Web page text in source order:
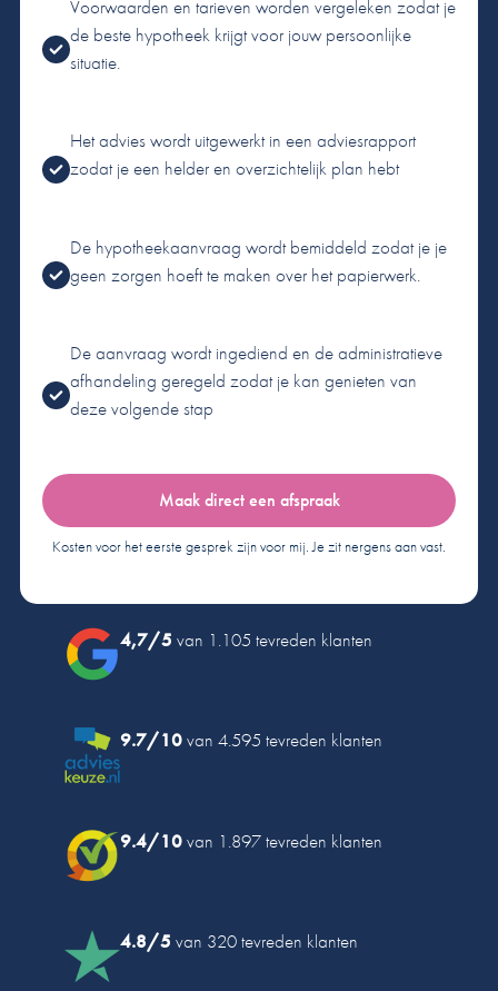
Voorwaarden en tarieven worden vergeleken zodat je
de beste hypotheek krijgt voor jouw persoonlijke
situatie.
Het advies wordt uitgewerkt in een adviesrapport
zodat je een helder en overzichtelijk plan hebt
De hypotheekaanvraag wordt bemiddeld zodat je je
geen zorgen hoeft te maken over het papierwerk.
De aanvraag wordt ingediend en de administratieve
afhandeling geregeld zodat je kan genieten van
deze volgende stap
Maak direct een afspraak
Kosten voor het eerste gesprek zijn voor mij. Je zit nergens aan vast.
4,7/5 van 1.105 tevreden klanten
9.7/10van 4.595 tevreden klanten
9.4/10van 1.897 tevreden klanten
4.8/5 van 320 tevreden klanten